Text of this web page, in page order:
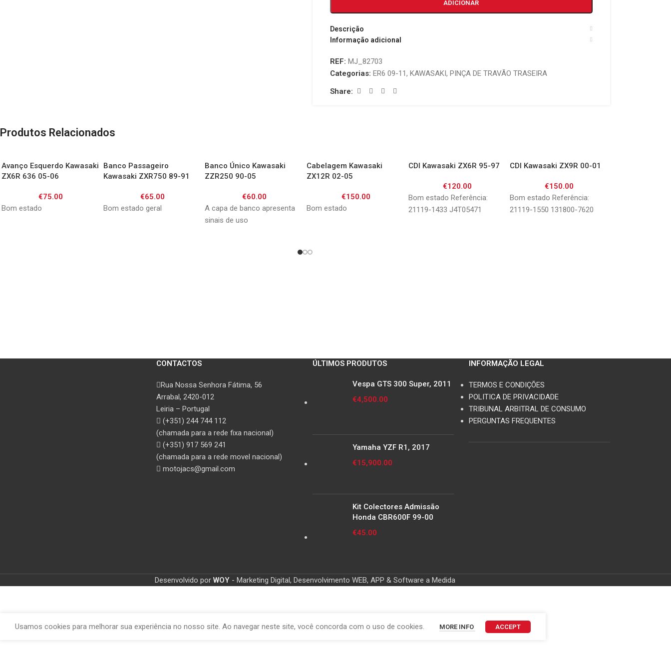
ADICIONAR
Descrição
Informação adicional
REF: MJ_82703
Categorias: ER6 09-11, KAWASAKI, PINÇA DE TRAVÃO TRASEIRA
Share:
Produtos Relacionados
Avanço Esquerdo Kawasaki
ZX6R 636 05-06
€75.00
Bom estado
Banco Passageiro
Kawasaki ZXR750 89-91
€65.00
Bom estado geral
Banco Único Kawasaki
ZZR250 90-05
€60.00
A capa de banco apresenta
sinais de uso
Cabelagem Kawasaki
ZX12R 02-05
€150.00
Bom estado
CDI Kawasaki ZX6R 95-97
€120.00
Bom estado Referência:
21119-1433 J4T05471
CDI Kawasaki ZX9R 00-01
€150.00
Bom estado Referência:
21119-1550 131800-7620
CONTACTOS
Rua Nossa Senhora Fátima, 56
Arrabal, 2420-012
Leiria – Portugal
(+351) 244 744 112
(chamada para a rede fixa nacional)
(+351) 917 569 241
(chamada para a rede movel nacional)
motojacs@gmail.com
ÚLTIMOS PRODUTOS
Vespa GTS 300 Super, 2011
€4,500.00
Yamaha YZF R1, 2017
€15,900.00
Kit Colectores Admissão
Honda CBR600F 99-00
€45.00
INFORMAÇÃO LEGAL
TERMOS E CONDIÇÕES
POLITICA DE PRIVACIDADE
TRIBUNAL ARBITRAL DE CONSUMO
PERGUNTAS FREQUENTES
Desenvolvido por WOY - Marketing Digital, Desenvolvimento WEB, APP & Software a Medida
Usamos cookies para melhorar sua experiência no nosso site. Ao navegar neste site, você concorda com o uso de cookies. MORE INFO ACCEPT